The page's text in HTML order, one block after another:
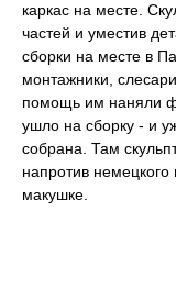
каркас на месте.
частей и уместив
сборки на месте в
монтажники,
помощь им наняли
ушло на сборку - и
собрана. Там
напротив
макушке.